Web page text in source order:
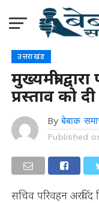
उत्तराखंड
मुख्यमंत्री
प्रस्ताव को
By बेबाक
Published
सचिव परिवहन अरविंद